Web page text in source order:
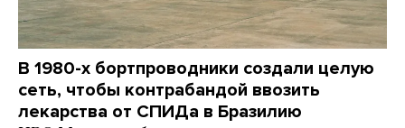
В 1980-х бортпроводники создали целую
сеть, чтобы контрабандой ввозить
лекарства от СПИДа в Бразилию